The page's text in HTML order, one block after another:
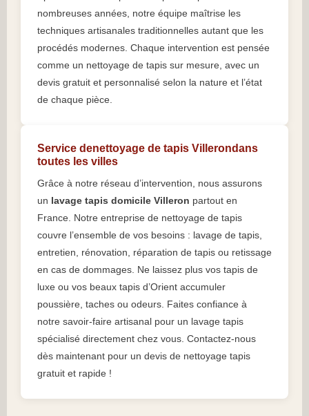
nombreuses années, notre équipe maîtrise les
techniques artisanales traditionnelles autant que les
procédés modernes. Chaque intervention est pensée
comme un nettoyage de tapis sur mesure, avec un
devis gratuit et personnalisé selon la nature et l’état
de chaque pièce.
Service denettoyage de tapis Villerondans
toutes les villes
Grâce à notre réseau d’intervention, nous assurons
un lavage tapis domicile Villeron partout en
France. Notre entreprise de nettoyage de tapis
couvre l’ensemble de vos besoins : lavage de tapis,
entretien, rénovation, réparation de tapis ou retissage
en cas de dommages. Ne laissez plus vos tapis de
luxe ou vos beaux tapis d’Orient accumuler
poussière, taches ou odeurs. Faites confiance à
notre savoir-faire artisanal pour un lavage tapis
spécialisé directement chez vous. Contactez-nous
dès maintenant pour un devis de nettoyage tapis
gratuit et rapide !